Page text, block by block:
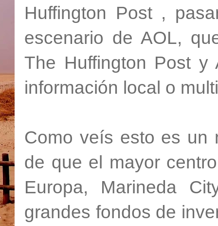
Huffington Post ,
escenario de AOL,
The Huffington Post y
información local o
Como veís esto es un
de que el mayor
Europa, Marineda
grandes fondos de